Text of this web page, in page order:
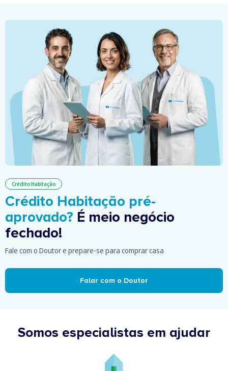
Crédito Habitação
Crédito Habitação pré-
aprovado? É meio negócio
fechado!
Fale com o Doutor e prepare-se para comprar casa
Falar com o Doutor
Somos especialistas em ajudar